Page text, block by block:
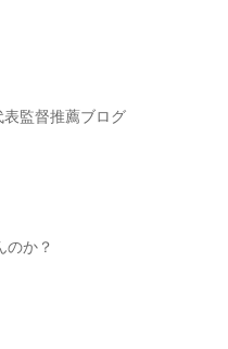
監督推薦ブログ
のか？